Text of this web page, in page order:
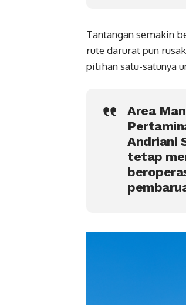
Tantangan semakin
rute darurat pun
pilihan satu-satunya
Area
Andriani
tetap